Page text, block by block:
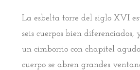
La esbelta torre del siglo XVI
seis cuerpos bien
un cimborrio con chapitel
cuerpo se abren grandes